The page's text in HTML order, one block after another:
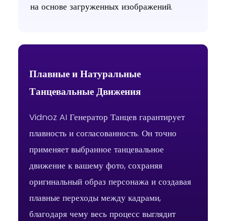
Body Shake
на основе загруженных изображений.
Плавные и Натуральные
Танцевальные Движения
Vidnoz AI Генератор Танцев гарантирует
плавность и согласованность. Он точно
применяет выбранное танцевальное
движение к вашему фото, сохраняя
оригинальный образ персонажа и создавая
плавные переходы между кадрами,
благодаря чему весь процесс выглядит